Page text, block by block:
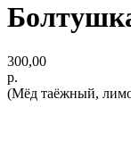
300,00
р.
(Мёд таёжный,